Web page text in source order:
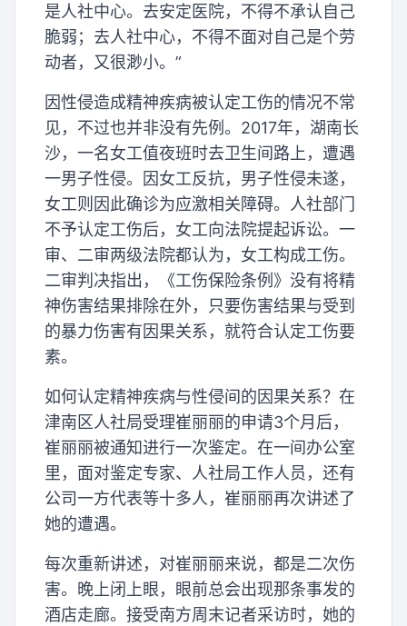
是人社中心。去安定医院，不得不承认自己
脆弱；去人社中心，不得不面对自己是个劳
动者，又很渺小。”
因性侵造成精神疾病被认定工伤的情况不常
见，不过也并非没有先例。2017年，湖南长
沙，一名女工值夜班时去卫生间路上，遭遇
一男子性侵。因女工反抗，男子性侵未遂，
女工则因此确诊为应激相关障碍。人社部门
不予认定工伤后，女工向法院提起诉讼。一
审、二审两级法院都认为，女工构成工伤。
二审判决指出，《工伤保险条例》没有将精
神伤害结果排除在外，只要伤害结果与受到
的暴力伤害有因果关系，就符合认定工伤要
素。
如何认定精神疾病与性侵间的因果关系？在
津南区人社局受理崔丽丽的申请3个月后，
崔丽丽被通知进行一次鉴定。在一间办公室
里，面对鉴定专家、人社局工作人员，还有
公司一方代表等十多人，崔丽丽再次讲述了
她的遭遇。
每次重新讲述，对崔丽丽来说，都是二次伤
害。晚上闭上眼，眼前总会出现那条事发的
酒店走廊。接受南方周末记者采访时，她的